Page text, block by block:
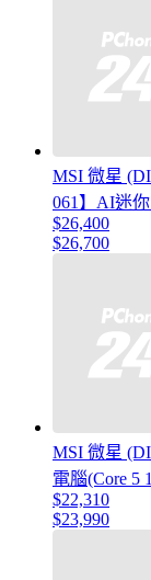
MSI 微星
061】AI迷
$26,400
$26,700
MSI 微星
電腦(Core 5
$22,310
$23,990